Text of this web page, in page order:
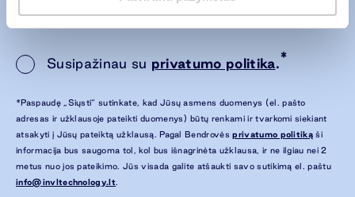
Susipažinau su privatumo politika.*
*Paspaudę „Siųsti“ sutinkate, kad Jūsų asmens duomenys (el. pašto
adresas ir užklausoje pateikti duomenys) būtų renkami ir tvarkomi siekiant
atsakyti į Jūsų pateiktą užklausą. Pagal Bendrovėsprivatumo politiką ši
informacija bus saugoma tol, kol bus išnagrinėta užklausa, ir ne ilgiau nei 2
metus nuo jos pateikimo. Jūs visada galite atšaukti savo sutikimą el. paštu
info@invltechnology.lt.